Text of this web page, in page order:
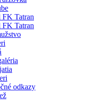
FK Tatran
FK Tatran
odkazy